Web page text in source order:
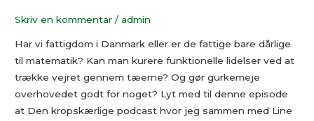
Skriv en kommentar /admin
Har vi fattigdom i Danmark eller er de fattige bare dårlige
til matematik? Kan man kurere funktionelle lidelser ved at
trække vejret gennem tæerne? Og gør gurkemeje
overhovedet godt for noget? Lyt med til denne episode
at Den kropskærlige podcast hvor jeg sammen med Line